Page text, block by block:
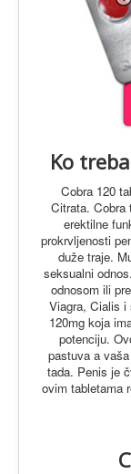
Ko
Cobra 120
Citrata. Cobra
erektilne
prokrvljenosti
duže traje.
seksualni
odnosom ili
Viagra, Cialis i
120mg koja
potenciju.
pastuva a
tada. Penis je
ovim tabletama